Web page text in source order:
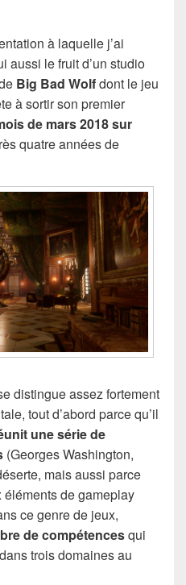
à laquelle j’ai
aussi le fruit d’un studio
Big Bad Wolfdont le jeu
à sortir son premier
de mars 2018 sur
quatre années de
distingue assez fortement
tout d’abord parce qu’il
une série de
(Georges Washington,
mais aussi parce
éléments de gameplay
ce genre de jeux,
de compétencesqui
trois domaines au